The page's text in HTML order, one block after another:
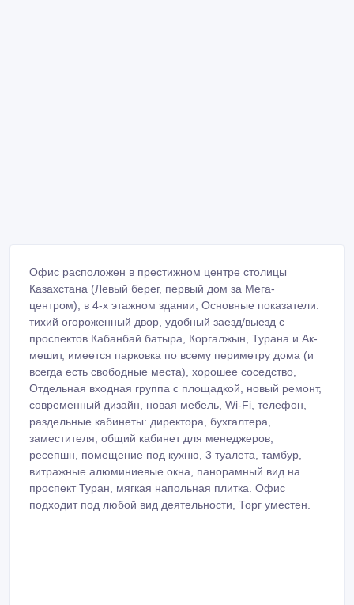
Офис расположен в престижном центре столицы
Казахстана (Левый берег, первый дом за Мега-
центром), в 4-х этажном здании, Основные показатели:
тихий огороженный двор, удобный заезд/выезд с
проспектов Кабанбай батыра, Коргалжын, Турана и Ак-
мешит, имеется парковка по всему периметру дома (и
всегда есть свободные места), хорошее соседство,
Отдельная входная группа с площадкой, новый ремонт,
современный дизайн, новая мебель, Wi-Fi, телефон,
раздельные кабинеты: директора, бухгалтера,
заместителя, общий кабинет для менеджеров,
ресепшн, помещение под кухню, 3 туалета, тамбур,
витражные алюминиевые окна, панорамный вид на
проспект Туран, мягкая напольная плитка. Офис
подходит под любой вид деятельности, Торг уместен.